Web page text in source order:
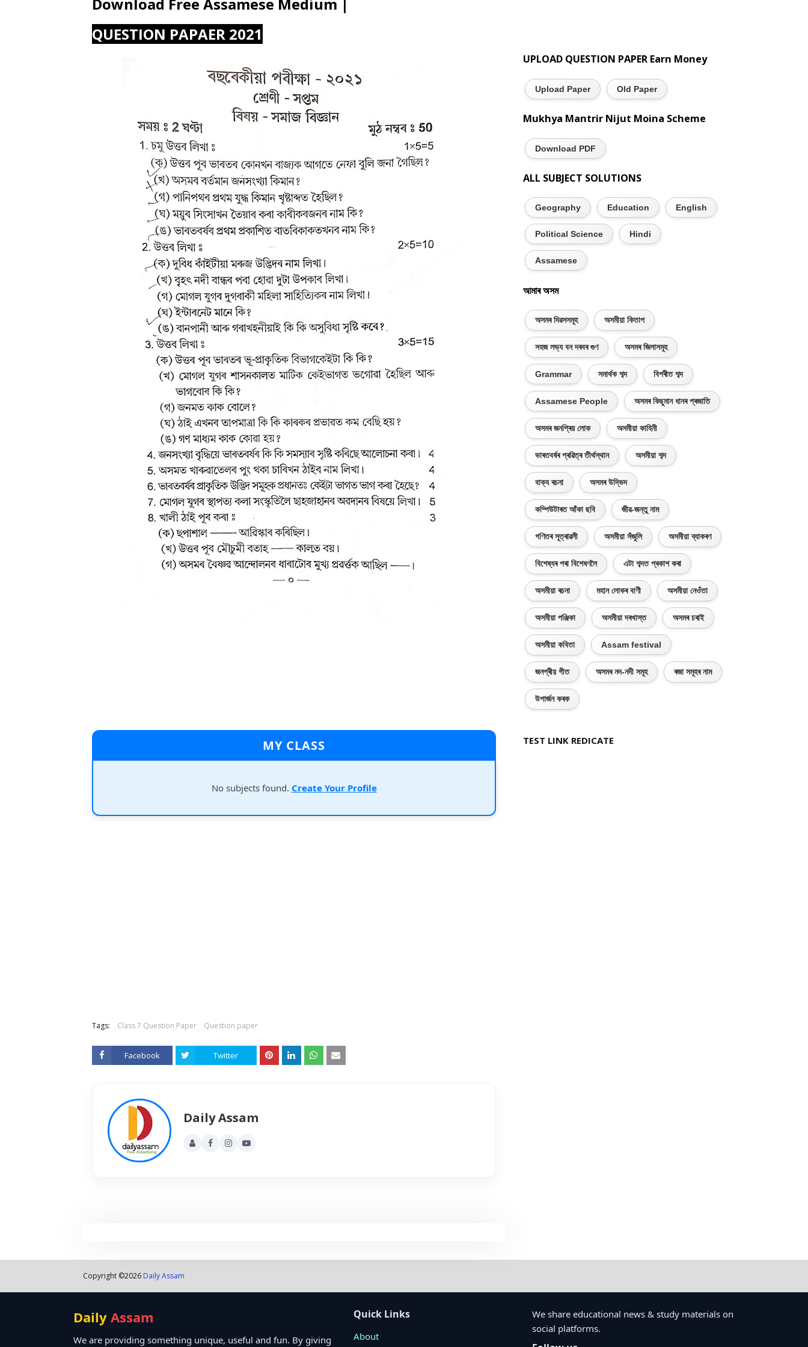
QUESTION PAPAER 2021
MY CLASS
No subjects found. Create Your Profile
Tags: Class 7 Question Paper Question paper
Facebook Twitter
Daily Assam
UPLOAD QUESTION PAPER Earn Money
Upload Paper Old Paper
Mukhya Mantrir Nijut Moina Scheme
Download PDF
ALL SUBJECT SOLUTIONS
Geography Education English
Political Science Hindi
Assamese
আমাৰ অসম
অসমৰ দিৱসসমূহ অসমীয়া কিতাপ
সহজ লভ্য বন দৰবৰ গুণ অসমৰ জিলাসমূহ
Grammar সমাৰ্থক শব্দ বিপৰীত শব্দ
Assamese People অসমৰ কিছুমান ধানৰ প্ৰজাতি
অসমৰ জনপ্ৰিয় লোক অসমীয়া কাহিনী
ভাৰতবৰ্ষৰ প্ৰৱিত্ৰ তীৰ্থস্থান অসমীয়া শব্দ
বাক্য ৰচনা অসমৰ উদ্ভিদ
কম্পিউটাৰত আঁকা ছবি জীৱ-জন্তু নাম
গণিতৰ সূত্ৰাৱলী অসমীয়া সঁজুলি অসমীয়া ব্যাকৰণ
বিশেষ্যৰ পৰা বিশেষণলৈ এটা শব্দত প্ৰকাশ কৰা
অসমীয়া ৰচনা মহান লোকৰ বাণী অসমীয়া নেওঁতা
অসমীয়া পঞ্জিকা অসমীয়া দৰখাস্ত অসমৰ চৰাই
অসমীয়া কবিতা Assam festival
জনপ্ৰীয় গীত অসমৰ নদ-নদী সমূহ ৰজা সমূহৰ নাম
উপাৰ্জন কৰক
TEST LINK REDICATE
Copyright ©2026 Daily Assam
Daily Assam
We are providing something unique, useful and fun. By giving
Quick Links
About
We share educational news & study materials on
social platforms.